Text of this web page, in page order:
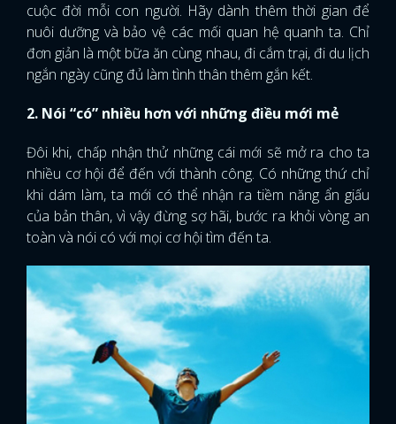
cuộc đời mỗi con người. Hãy dành thêm thời gian để
nuôi dưỡng và bảo vệ các mối quan hệ quanh ta. Chỉ
đơn giản là một bữa ăn cùng nhau, đi cắm trại, đi du lịch
ngắn ngày cũng đủ làm tình thân thêm gắn kết.
2. Nói “có” nhiều hơn với những điều mới mẻ
Đôi khi, chấp nhận thử những cái mới sẽ mở ra cho ta
nhiều cơ hội để đến với thành công. Có những thứ chỉ
khi dám làm, ta mới có thể nhận ra tiềm năng ẩn giấu
của bản thân, vì vậy đừng sợ hãi, bước ra khỏi vòng an
toàn và nói có với mọi cơ hội tìm đến ta.